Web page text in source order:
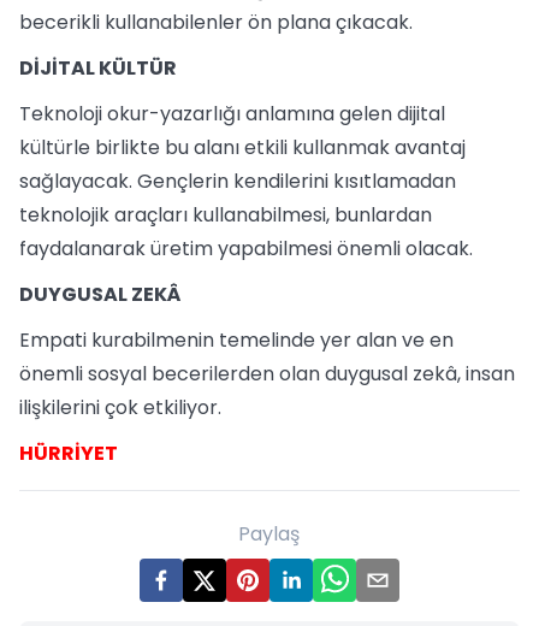
becerikli kullanabilenler ön plana çıkacak.
DİJİTAL KÜLTÜR
Teknoloji okur-yazarlığı anlamına gelen dijital
kültürle birlikte bu alanı etkili kullanmak avantaj
sağlayacak. Gençlerin kendilerini kısıtlamadan
teknolojik araçları kullanabilmesi, bunlardan
faydalanarak üretim yapabilmesi önemli olacak.
DUYGUSAL ZEKÂ
Empati kurabilmenin temelinde yer alan ve en
önemli sosyal becerilerden olan duygusal zekâ, insan
ilişkilerini çok etkiliyor.
HÜRRİYET
Paylaş